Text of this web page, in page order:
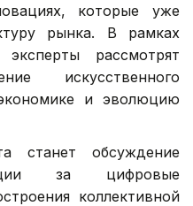
которые уже
рынка. В рамках
рассмотрят
искусственного
и эволюцию
станет обсуждение
за цифровые
коллективной